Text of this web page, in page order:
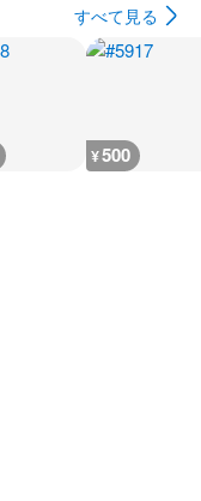
すべて見る
¥500